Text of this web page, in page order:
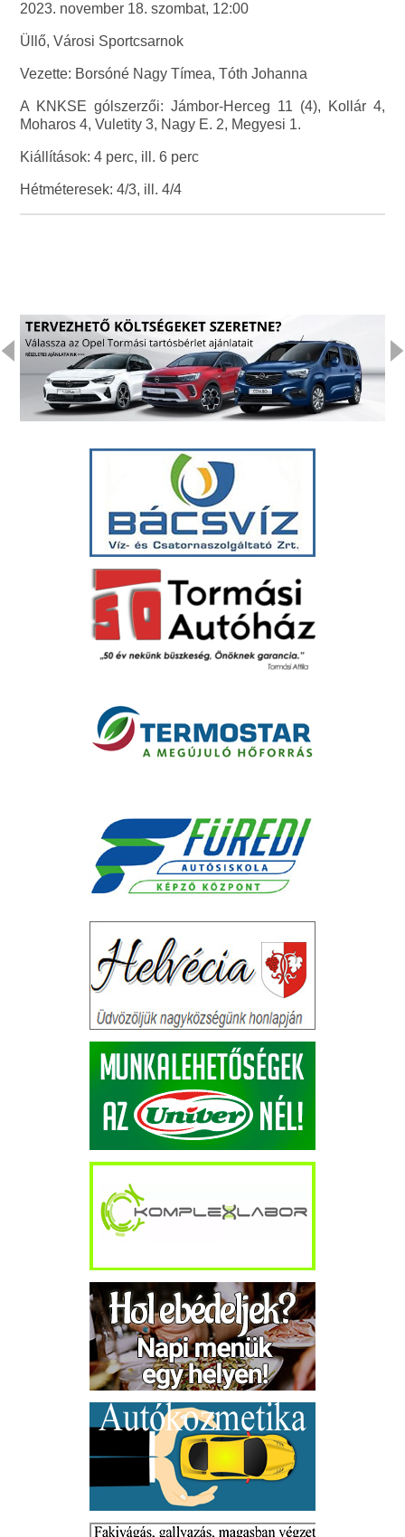
2023. november 18. szombat, 12:00
Üllő, Városi Sportcsarnok
Vezette: Borsóné Nagy Tímea, Tóth Johanna
A KNKSE gólszerzői: Jámbor-Herceg 11 (4), Kollár 4,
Moharos 4, Vuletity 3, Nagy E. 2, Megyesi 1.
Kiállítások: 4 perc, ill. 6 perc
Hétméteresek: 4/3, ill. 4/4